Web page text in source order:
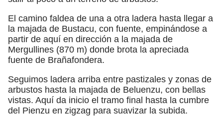
El camino faldea de una a otra ladera hasta llegar a
la majada de Bustacu, con fuente, empinándose a
partir de aquí en dirección a la majada de
Mergullines (870 m) donde brota la apreciada
fuente de Brañafondera.
Seguimos ladera arriba entre pastizales y zonas de
arbustos hasta la majada de Beluenzu, con bellas
vistas. Aquí da inicio el tramo final hasta la cumbre
del Pienzu en zigzag para suavizar la subida.